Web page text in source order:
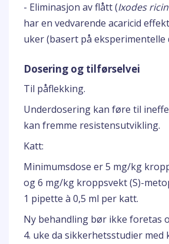
- Eliminasjon av flått (Ixodes
har en vedvarende acaricid
uker (basert på eksperimentelle
Dosering og tilførselvei
Til påflekking.
Underdosering kan føre til
kan fremme resistensutvikling.
Katt:
Minimumsdose er 5 mg/kg
og 6 mg/kg kroppsvekt (S)-
1 pipette à 0,5 ml per katt.
Ny behandling bør ikke foretas
4. uke da sikkerhetsstudier med